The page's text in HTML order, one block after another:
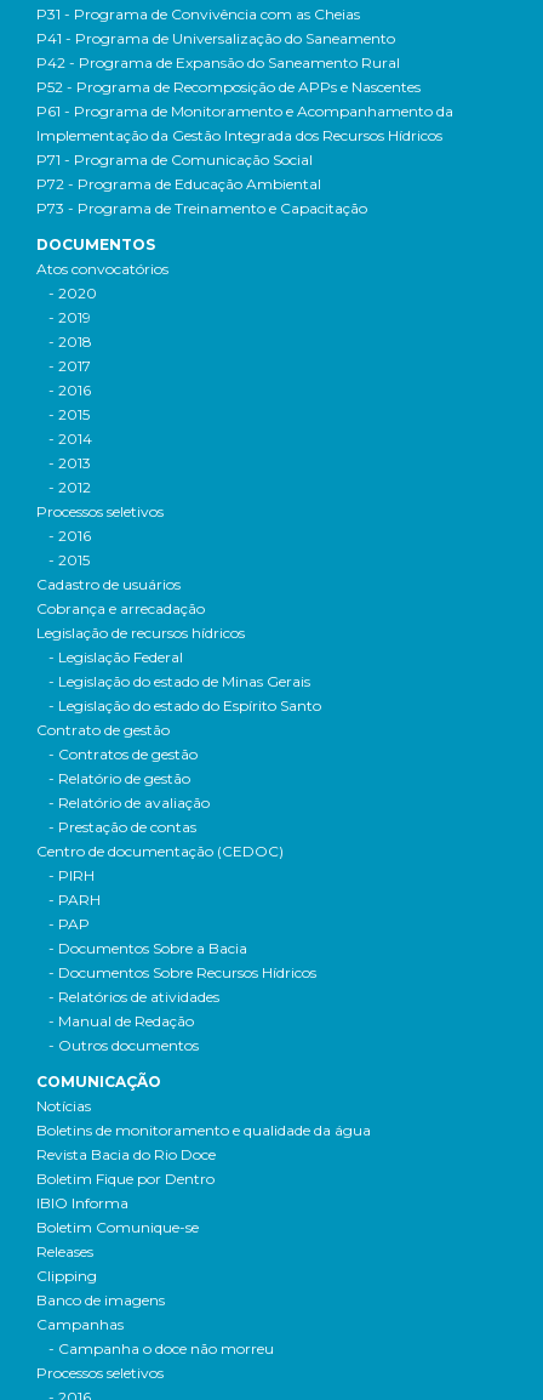
P31 - Programa de Convivência com as Cheias
P41 - Programa de Universalização do Saneamento
P42 - Programa de Expansão do Saneamento Rural
P52 - Programa de Recomposição de APPs e Nascentes
P61 - Programa de Monitoramento e Acompanhamento da
Implementação da Gestão Integrada dos Recursos Hídricos
P71 - Programa de Comunicação Social
P72 - Programa de Educação Ambiental
P73 - Programa de Treinamento e Capacitação
DOCUMENTOS
Atos convocatórios
- 2020
- 2019
- 2018
- 2017
- 2016
- 2015
- 2014
- 2013
- 2012
Processos seletivos
- 2016
- 2015
Cadastro de usuários
Cobrança e arrecadação
Legislação de recursos hídricos
- Legislação Federal
- Legislação do estado de Minas Gerais
- Legislação do estado do Espírito Santo
Contrato de gestão
- Contratos de gestão
- Relatório de gestão
- Relatório de avaliação
- Prestação de contas
Centro de documentação (CEDOC)
- PIRH
- PARH
- PAP
- Documentos Sobre a Bacia
- Documentos Sobre Recursos Hídricos
- Relatórios de atividades
- Manual de Redação
- Outros documentos
COMUNICAÇÃO
Notícias
Boletins de monitoramento e qualidade da água
Revista Bacia do Rio Doce
Boletim Fique por Dentro
IBIO Informa
Boletim Comunique-se
Releases
Clipping
Banco de imagens
Campanhas
- Campanha o doce não morreu
Processos seletivos